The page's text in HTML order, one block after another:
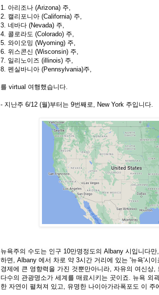
1. 아리조나 (Arizona) 주,
2. 캘리포니아 (California) 주,
3. 네바다 (Nevada) 주,
4. 콜로라도 (Colorado) 주,
5. 와이오밍 (Wyoming) 주,
6. 위스콘신 (Wisconsin) 주,
7. 일리노이즈 (illinois) 주,
8. 펜실바니아 (Pennsylvania)주,
를 virtual 여행했습니다.
- 지난주 6/12 (월)부터는 9번째로, New York 주입니다.
뉴욕주의 수도는 인구 10만명정도의 Albany 시입니다만
하면, Albany 에서 차로 약 3시간 거리에 있는 '뉴욕'시이
경제에 큰 영향력을 가진 것뿐만아니라, 자유의 여신상,
다수의 관광명소가 세계를 매료시키는 곳이죠. 뉴욕 외
한 자연이 펼쳐져 있고, 유명한 나이아가라폭포도 이 주